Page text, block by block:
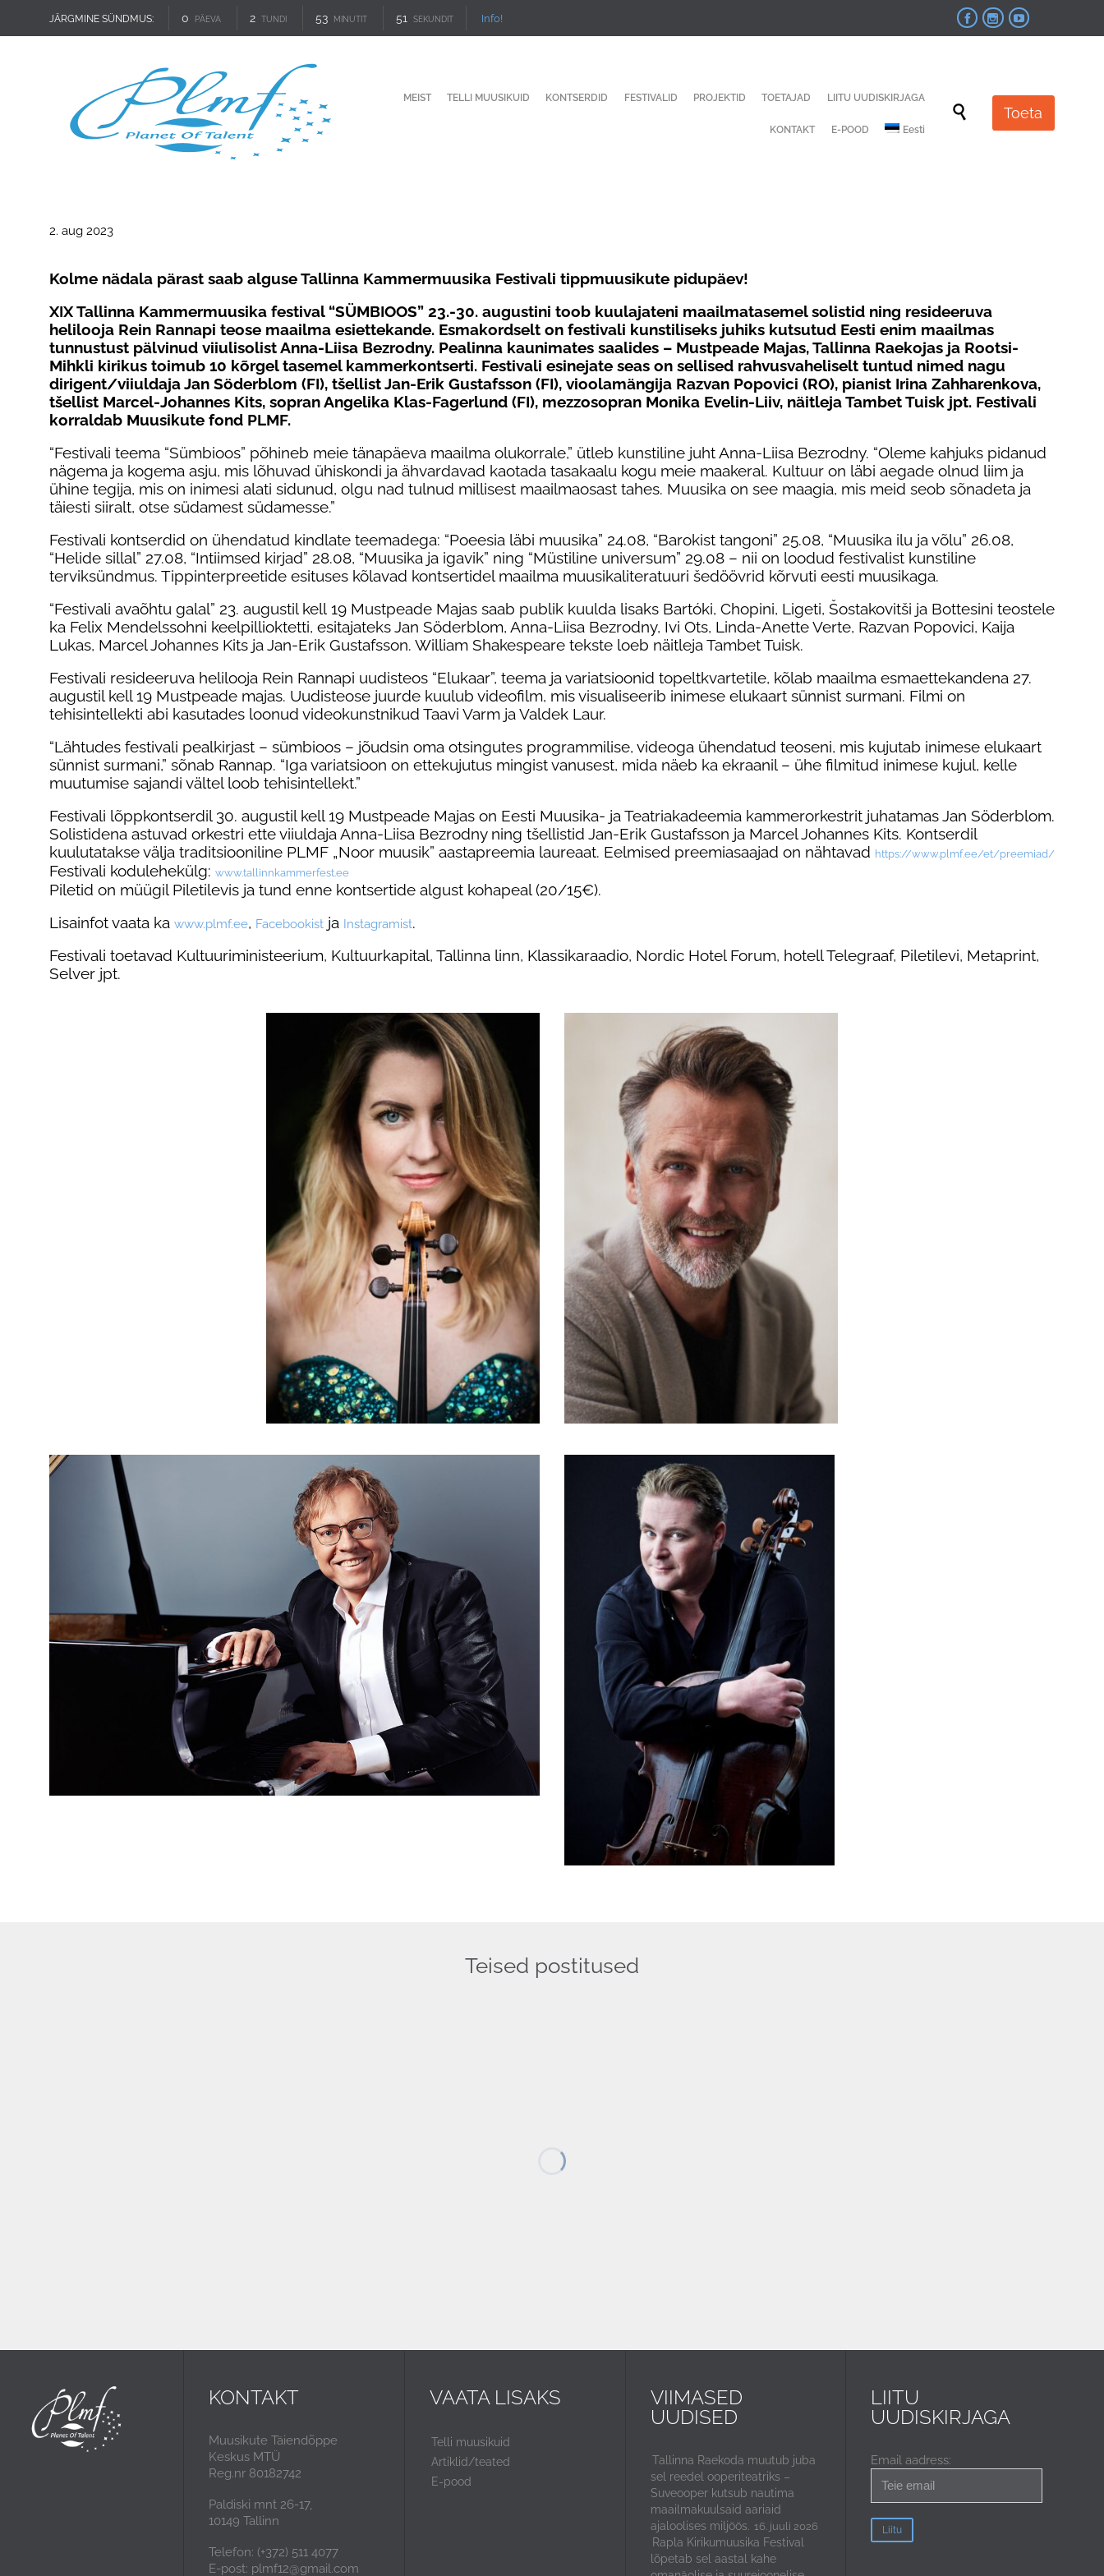
JÄRGMINE SÜNDMUS: 0 PÄEVA 2 TUNDI 53 MINUTIT 51 SEKUNDIT Info!   
content
MEIST TELLI MUUSIKUID KONTSERDID FESTIVALID PROJEKTID TOETAJAD LIITU UUDISKIRJAGA
KONTAKT E-POOD Eesti
 Toeta
2. aug 2023
Kolme nädala pärast saab alguse Tallinna Kammermuusika Festivali tippmuusikute pidupäev!
XIX Tallinna Kammermuusika festival “SÜMBIOOS” 23.-30. augustini toob kuulajateni maailmatasemel solistid ning resideeruva
helilooja Rein Rannapi teose maailma esiettekande. Esmakordselt on festivali kunstiliseks juhiks kutsutud Eesti enim maailmas
tunnustust pälvinud viiulisolist Anna-Liisa Bezrodny. Pealinna kaunimates saalides – Mustpeade Majas, Tallinna Raekojas ja Rootsi-
Mihkli kirikus toimub 10 kõrgel tasemel kammerkontserti. Festivali esinejate seas on sellised rahvusvaheliselt tuntud nimed nagu
dirigent/viiuldaja Jan Söderblom (FI), tšellist Jan-Erik Gustafsson (FI), vioolamängija Razvan Popovici (RO), pianist Irina Zahharenkova,
tšellist Marcel-Johannes Kits, sopran Angelika Klas-Fagerlund (FI), mezzosopran Monika Evelin-Liiv, näitleja Tambet Tuisk jpt. Festivali
korraldab Muusikute fond PLMF.
“Festivali teema “Sümbioos” põhineb meie tänapäeva maailma olukorrale,” ütleb kunstiline juht Anna-Liisa Bezrodny. “Oleme kahjuks pidanud
nägema ja kogema asju, mis lõhuvad ühiskondi ja ähvardavad kaotada tasakaalu kogu meie maakeral. Kultuur on läbi aegade olnud liim ja
ühine tegija, mis on inimesi alati sidunud, olgu nad tulnud millisest maailmaosast tahes. Muusika on see maagia, mis meid seob sõnadeta ja
täiesti siiralt, otse südamest südamesse.”
Festivali kontserdid on ühendatud kindlate teemadega: “Poeesia läbi muusika” 24.08, “Barokist tangoni” 25.08, “Muusika ilu ja võlu” 26.08,
“Helide sillal” 27.08, “Intiimsed kirjad” 28.08, “Muusika ja igavik” ning “Müstiline universum” 29.08 – nii on loodud festivalist kunstiline
terviksündmus. Tippinterpreetide esituses kõlavad kontsertidel maailma muusikaliteratuuri šedöövrid kõrvuti eesti muusikaga.
“Festivali avaõhtu galal” 23. augustil kell 19 Mustpeade Majas saab publik kuulda lisaks Bartóki, Chopini, Ligeti, Šostakovitši ja Bottesini teostele
ka Felix Mendelssohni keelpillioktetti, esitajateks Jan Söderblom, Anna-Liisa Bezrodny, Ivi Ots, Linda-Anette Verte, Razvan Popovici, Kaija
Lukas, Marcel Johannes Kits ja Jan-Erik Gustafsson. William Shakespeare tekste loeb näitleja Tambet Tuisk.
Festivali resideeruva helilooja Rein Rannapi uudisteos “Elukaar”, teema ja variatsioonid topeltkvartetile, kõlab maailma esmaettekandena 27.
augustil kell 19 Mustpeade majas. Uudisteose juurde kuulub videofilm, mis visualiseerib inimese elukaart sünnist surmani. Filmi on
tehisintellekti abi kasutades loonud videokunstnikud Taavi Varm ja Valdek Laur.
“Lähtudes festivali pealkirjast – sümbioos – jõudsin oma otsingutes programmilise, videoga ühendatud teoseni, mis kujutab inimese elukaart
sünnist surmani,” sõnab Rannap. “Iga variatsioon on ettekujutus mingist vanusest, mida näeb ka ekraanil – ühe filmitud inimese kujul, kelle
muutumise sajandi vältel loob tehisintellekt.”
Festivali lõppkontserdil 30. augustil kell 19 Mustpeade Majas on Eesti Muusika- ja Teatriakadeemia kammerorkestrit juhatamas Jan Söderblom.
Solistidena astuvad orkestri ette viiuldaja Anna-Liisa Bezrodny ning tšellistid Jan-Erik Gustafsson ja Marcel Johannes Kits. Kontserdil
kuulutatakse välja traditsiooniline PLMF „Noor muusik” aastapreemia laureaat. Eelmised preemiasaajad on nähtavad https://www.plmf.ee/et/preemiad/
Festivali kodulehekülg: www.tallinnkammerfest.ee
Piletid on müügil Piletilevis ja tund enne kontsertide algust kohapeal (20/15€).
Lisainfot vaata ka www.plmf.ee, Facebookist ja Instagramist.
Festivali toetavad Kultuuriministeerium, Kultuurkapital, Tallinna linn, Klassikaraadio, Nordic Hotel Forum, hotell Telegraaf, Piletilevi, Metaprint,
Selver jpt.
Teised postitused
KONTAKT
Muusikute Täiendõppe
Keskus MTÜ
Reg.nr 80182742
Paldiski mnt 26-17,
10149 Tallinn
Telefon: (+372) 511 4077
E-post: plmf12@gmail.com
VAATA LISAKS
Telli muusikuid
Artiklid/teated
E-pood
VIIMASED
UUDISED
Tallinna Raekoda muutub juba
sel reedel ooperiteatriks –
Suveooper kutsub nautima
maailmakuulsaid aariaid
ajaloolises miljöös. 16. juuli 2026
Rapla Kirikumuusika Festival
lõpetab sel aastal kahe
LIITU
UUDISKIRJAGA
Email aadress: